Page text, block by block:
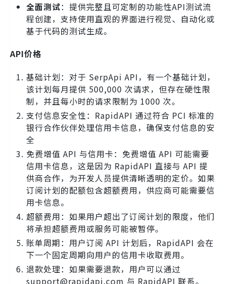
全面测试：提供完整且可定制的功能性API测试流
程创建，支持使用直观的界面进行视觉、自动化或
基于代码的测试生成。
API价格
基础计划：对于 SerpApi API，有一个基础计划，
该计划每月提供 500,000 次请求，但存在硬性限
制，并且每小时的请求限制为 1000 次。
支付信息安全性：RapidAPI 通过符合 PCI 标准的
银行合作伙伴处理信用卡信息，确保支付信息的安
全
免费增值 API 与信用卡：免费增值 API 可能需要
信用卡信息，这是因为 RapidAPI 直接与 API 提
供商合作，为开发人员提供清晰透明的定价。如果
订阅计划的配额包含超额费用，供应商可能需要信
用卡信息。
超额费用：如果用户超出了订阅计划的限度，他们
将承担超额费用或服务可能被暂停。
账单周期：用户订阅 API 计划后，RapidAPI 会在
下一个固定周期向用户的信用卡收取费用。
退款处理：如果需要退款，用户可以通过
support@rapidapi.com 与 RapidAPI 联系。